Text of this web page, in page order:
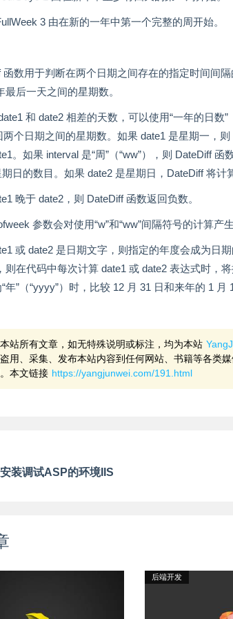
3 由在新的一年中第一个完整的周开始。
函数用于判断在两个日期之间存在的指定时间间
最后一天之间的星期数。
和 date2 相差的天数，可以使用“一年的日数”
两个日期之间的星期数。如果 date1 是星期一，
。如果 interval 是“周”（“ww”），则 DateDiff
日的数目。如果 date2 是星期日，DateDiff 将计
晚于 date2，则 DateDiff 函数返回负数。
参数会对使用“w”和“ww”间隔符号的计算产生
或 date2 是日期文字，则指定的年度会成为日
则在代码中每次计算 date1 或 date2 表达式时，
年”（“yyyy”）时，比较 12 月 31 日和来年的 1
站所有文章，如无特殊说明或标注，均为本站
用、采集、发布本站内容到任何网站、书籍等各类
本文链接 https://yangjunwei.com/191.html
装调试ASP的环境IIS
后端开发